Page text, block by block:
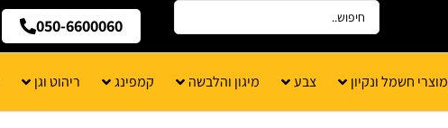
050-6600060
מוצרי חשמל ונקיון צבע מיגון והלבשה קמפינג ריהוט וגן